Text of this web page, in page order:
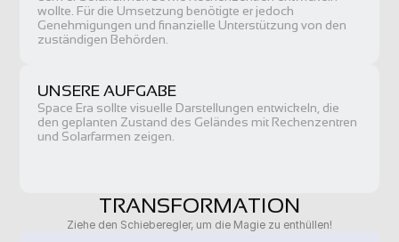
wollte. Für die Umsetzung benötigte er jedoch
Genehmigungen und finanzielle Unterstützung von den
zuständigen Behörden.
UNSERE AUFGABE
Space Era sollte visuelle Darstellungen entwickeln, die
den geplanten Zustand des Geländes mit Rechenzentren
und Solarfarmen zeigen.
TRANSFORMATION
Ziehe den Schieberegler, um die Magie zu enthüllen!